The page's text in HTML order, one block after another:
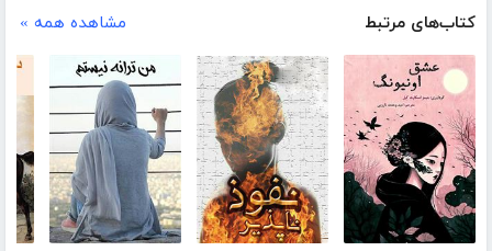
کتاب‌های مرتبط مشاهده همه »